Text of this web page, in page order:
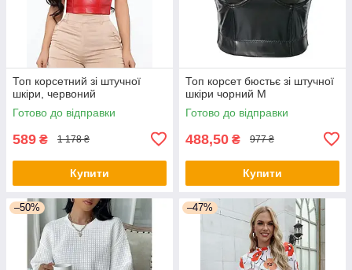
Топ корсетний зі штучної
шкіри, червоний
Готово до відправки
589 ₴ 1 178 ₴
Купити
Топ корсет бюстьє зі штучної
шкіри чорний М
Готово до відправки
488,50 ₴ 977 ₴
Купити
–50% –47%